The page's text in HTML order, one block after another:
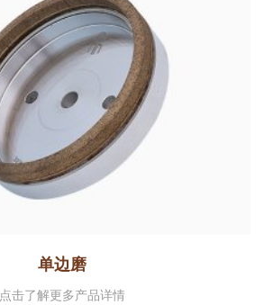
单边磨
点击了解更多产品详情